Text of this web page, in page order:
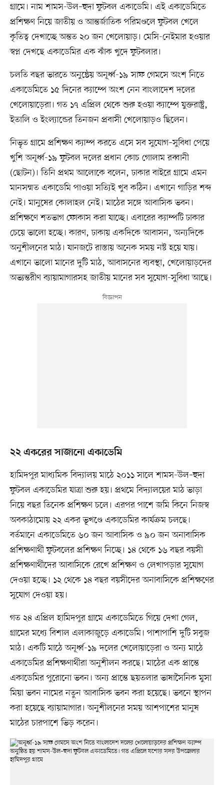
গ্রামে। নাম শামস-উল–হুদা ফুটবল একাডেমি। এই একাডেমিতে
প্রশিক্ষণ নিয়ে জাতীয় ও আন্তর্জাতিক পরিমণ্ডলে ফুটবল খেলে
কৃতিত্ব দেখাচ্ছে অন্তত ২০ জন খেলোয়াড়। মেসি-নেইমার হওয়ার
স্বপ্ন দেখছে একাডেমির এক ঝাঁক খুদে ফুটবলার।
চলতি বছর ভারতে অনুষ্ঠেয় অনূর্ধ্ব-১৯ সাফ গেমসে অংশ নিতে
একাডেমিতে ১৫ দিনের ক্যাম্পে অংশ নেন বাংলাদেশ দলের
খেলোয়াড়েরা। গত ১৭ এপ্রিল থেকে শুরু হওয়া ক্যাম্পে যুক্তরাষ্ট্র,
ইতালি ও ইংল্যান্ডের তিনজন প্রবাসী খেলোয়াড়ও ছিলেন।
নিভৃত গ্রামে প্রশিক্ষণ ক্যাম্প করতে এসে সব সুযোগ–সুবিধা পেয়ে
খুশি অনূর্ধ্ব-১৯ ফুটবল দলের প্রধান কোচ গোলাম রব্বানী
(ছোটন)। তিনি প্রথম আলোকে বলেন, ঢাকার বাইরে গ্রামে এমন
মানসম্মত একাডেমি পাওয়া সত্যিই খুব কঠিন। এখানে গাড়ির শব্দ
নেই। মানুষের কোলাহল নেই। মাঠের সঙ্গে আবাসিক ভবন।
প্রশিক্ষণে শতভাগ ফোকাস করা যাচ্ছে। এবারের ক্যাম্পটি ঢাকার
চেয়ে ভালো হচ্ছে। কারণ, ঢাকায় একদিকে আবাসন, অন্যদিকে
অনুশীলনের মাঠ। যানজটে রাস্তায় অনেক সময় নষ্ট হয়ে যায়।
এখানে ভালো মানের দুটি মাঠ, আবাসনের ব্যবস্থা, খেলোয়াড়দের
অভ্যন্তরীণ ব্যায়ামাগারসহ জাতীয় মানের সব সুযোগ-সুবিধা আছে।
২২ একরের সাজানো একাডেমি
হামিদপুর মাধ্যমিক বিদ্যালয় মাঠে ২০১১ সালে শামস-উল–হুদা
ফুটবল একাডেমির যাত্রা শুরু হয়। প্রথমে বিদ্যালয়ের মাঠ ভাড়া
নিয়ে বছর তিনেক প্রশিক্ষণ চলে। এরপর পাশে জমি কিনে নিজস্ব
অবকাঠামোয় ২২ একর ভূখণ্ডে একাডেমির কার্যক্রম চলছে।
বর্তমানে একাডেমিতে ৬০ জন আবাসিক ও ৯০ জন অনাবাসিক
প্রশিক্ষণার্থী ফুটবলের প্রশিক্ষণ নিচ্ছে। ১৪ থেকে ১৬ বছর বয়সী
প্রশিক্ষণার্থীদের আবাসিকে রেখে প্রশিক্ষণ ও লেখাপড়ার সুযোগ
দেওয়া হচ্ছে। ১২ থেকে ১৪ বছর বয়সীদের অনাবাসিকে প্রশিক্ষণের
সুযোগ দেওয়া হয়।
গত ২৪ এপ্রিল হামিদপুর গ্রামে একাডেমিতে গিয়ে দেখা গেল,
গ্রামের মধ্যে বিশাল এলাকাজুড়ে একাডেমি। পাশাপাশি দুটি সবুজ
মাঠ। একটি মাঠে অনূর্ধ্ব-১৯ দলের খেলোয়াড়েরা ও অন্য মাঠে
একাডেমির প্রশিক্ষণার্থীরা অনুশীলন করছে। মাঠের এক প্রান্তে
একাডেমির পুরোনো ভবন। অন্য প্রান্তে ছয়তলার ভাষাসৈনিক মুসা
মিয়া ভবন নামের নতুন আবাসিক ভবন করা হয়েছে। ভবনে স্থাপন
করা হয়েছে ব্যায়ামাগার। অনুশীলনের সময় আশপাশের মানুষ
মাঠের চারপাশে ভিড় করেন।